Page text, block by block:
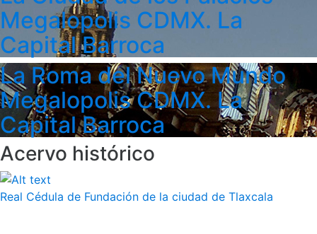
Megalopolis CDMX. La
Capital Barroca
La Roma del Nuevo Mundo
Megalopolis CDMX. La
Capital Barroca
Acervo histórico
Real Cédula de Fundación de la ciudad de Tlaxcala